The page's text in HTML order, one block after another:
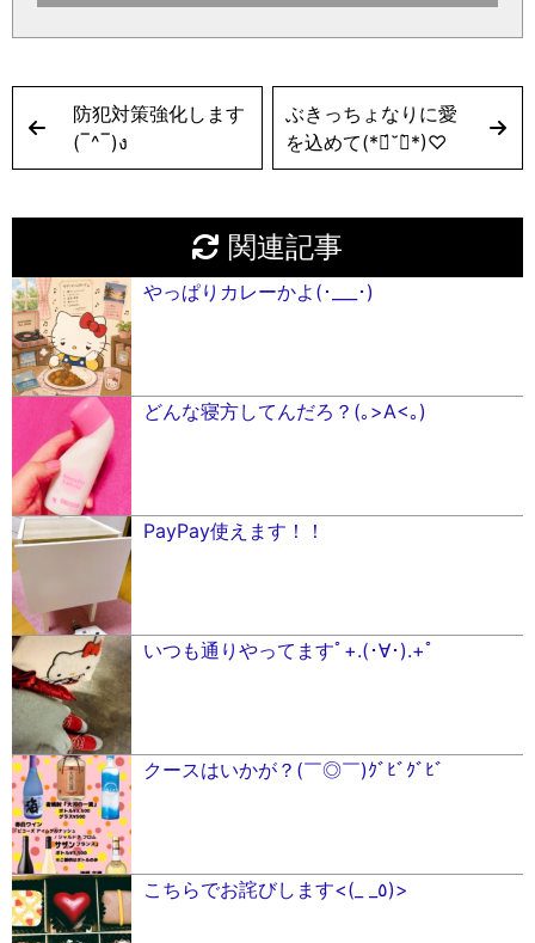
防犯対策強化します
(‾^‾)ง
ぶきっちょなりに愛
を込めて(*ฅ́˘ฅ̀*)♡
関連記事
やっぱりカレーかよ(･___･)
どんな寝方してんだろ？(｡>A<｡)
PayPay使えます！！
いつも通りやってますﾟ+.(･∀︎･).+ﾟ
クースはいかが？(￣◎￣)ｸﾞﾋﾞｸﾞﾋﾞ
こちらでお詫びします<(_ _٥)>